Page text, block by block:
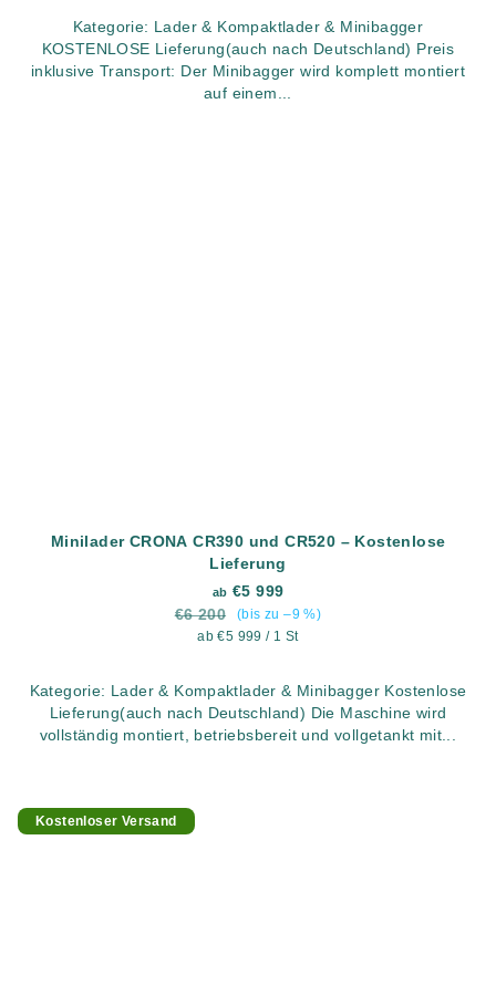
Kategorie: Lader & Kompaktlader & Minibagger
KOSTENLOSE Lieferung(auch nach Deutschland) Preis
inklusive Transport: Der Minibagger wird komplett montiert
auf einem...
Minilader CRONA CR390 und CR520 – Kostenlose
Lieferung
ab €5 999
€6 200
(bis zu –9 %)
Verkaufspreis:
ab €5 999 / 1 St
Kategorie: Lader & Kompaktlader & Minibagger Kostenlose
Lieferung(auch nach Deutschland) Die Maschine wird
vollständig montiert, betriebsbereit und vollgetankt mit...
Kostenloser Versand